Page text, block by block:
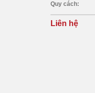
Quy cách:
Liên hệ